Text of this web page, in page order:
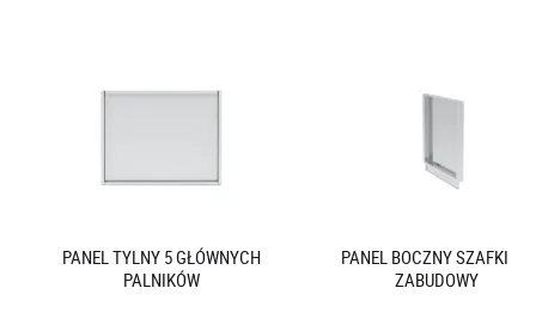
PANEL TYLNY 5 GŁÓWNYCH
PALNIKÓW
PANEL BOCZNY SZAFKI DO
ZABUDOWY